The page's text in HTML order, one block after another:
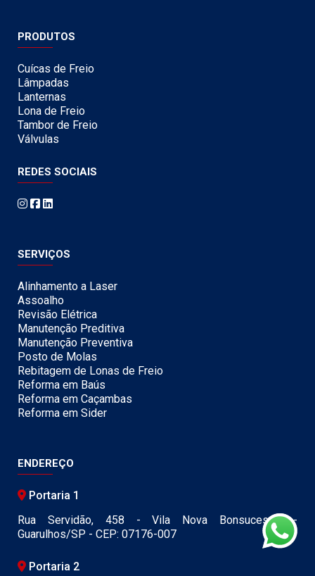
PRODUTOS
Cuícas de Freio
Lâmpadas
Lanternas
Lona de Freio
Tambor de Freio
Válvulas
REDES SOCIAIS
SERVIÇOS
Alinhamento a Laser
Assoalho
Revisão Elétrica
Manutenção Preditiva
Manutenção Preventiva
Posto de Molas
Rebitagem de Lonas de Freio
Reforma em Baús
Reforma em Caçambas
Reforma em Sider
ENDEREÇO
Portaria 1
Rua Servidão, 458 - Vila Nova Bonsucesso -
Guarulhos/SP - CEP: 07176-007
Portaria 2